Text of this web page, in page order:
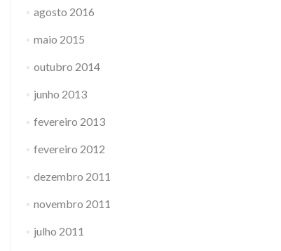
agosto 2016
maio 2015
outubro 2014
junho 2013
fevereiro 2013
fevereiro 2012
dezembro 2011
novembro 2011
julho 2011